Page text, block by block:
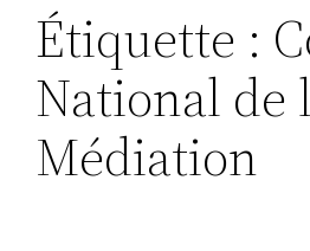
Étiquette :
National de
Médiation